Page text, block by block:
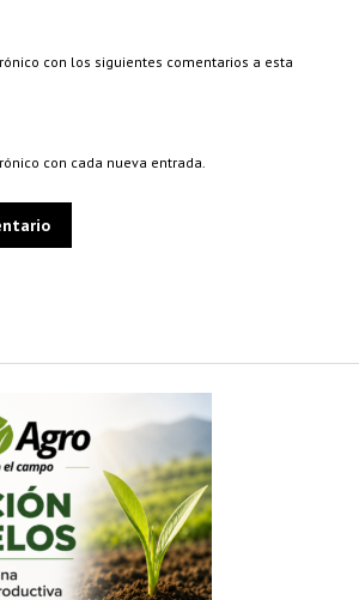
con los siguientes comentarios a esta
con cada nueva entrada.